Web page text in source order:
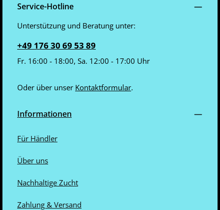
Service-Hotline
Unterstützung und Beratung unter:
+49 176 30 69 53 89
Fr. 16:00 - 18:00, Sa. 12:00 - 17:00 Uhr
Oder über unser Kontaktformular.
Informationen
Für Händler
Über uns
Nachhaltige Zucht
Zahlung & Versand